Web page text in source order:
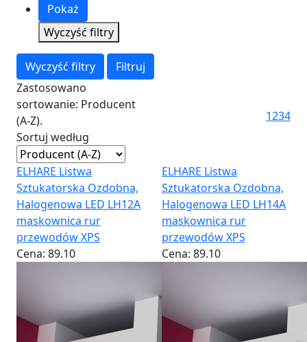
Pokaż
Wyczyść filtry
Wyczyść filtry
Filtruj
Zastosowano
sortowanie: Producent
(A-Z).
Sortuj według
1234
ELHARE Listwa
Sztukatorska Ozdobna,
Halogenowa LED LH12A
maskownica rur
przewodów XPS
Cena: 89.10
ELHARE Listwa
Sztukatorska Ozdobna,
Halogenowa LED LH14A
maskownica rur
przewodów XPS
Cena: 89.10